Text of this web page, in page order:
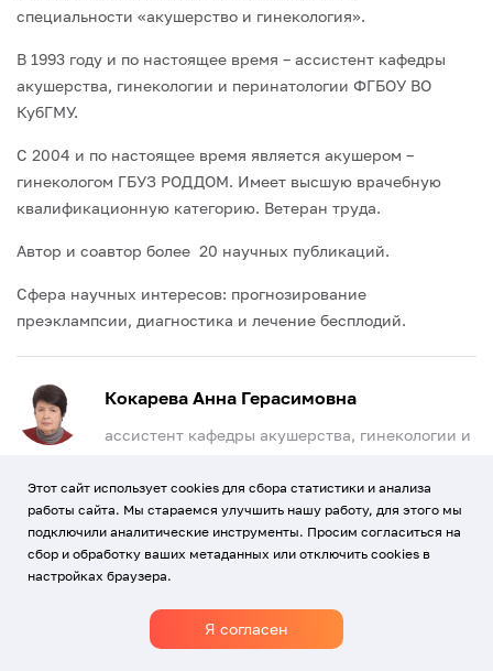
специальности «акушерство и гинекология».
В 1993 году и по настоящее время – ассистент кафедры
акушерства, гинекологии и перинатологии ФГБОУ ВО
КубГМУ.
С 2004 и по настоящее время является акушером –
гинекологом ГБУЗ РОДДОМ. Имеет высшую врачебную
квалификационную категорию. Ветеран труда.
Автор и соавтор более 20 научных публикаций.
Сфера научных интересов: прогнозирование
преэклампсии, диагностика и лечение бесплодий.
Кокарева Анна Герасимовна
ассистент кафедры акушерства, гинекологии и
В 1976 году окончила лечебный факультет Кубанского
государственного медицинского института им. Красной
Армии. В 1977 году окончила интернатура по
специальности «акушерство и гинекология» при том же
институте. С 1978 года по 1979 год работала врачом
акушер-гинекологои в ЦРБ в ст Новотиторовской. С 1979
Этот сайт использует cookies для сбора статистики и анализа
работы сайта. Мы стараемся улучшить нашу работу, для этого мы
подключили аналитические инструменты. Просим согласиться на
сбор и обработку ваших метаданных или отключить cookies в
настройках браузера.
Я согласен